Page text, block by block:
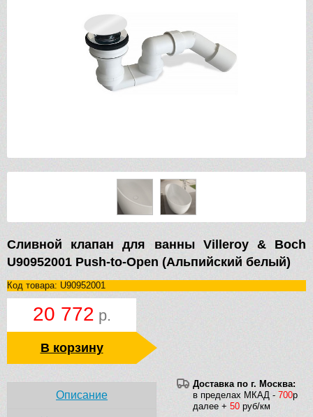
Сливной клапан для ванны Villeroy & Boch
U90952001 Push-to-Open (Альпийский белый)
Код товара: U90952001
20 772 р.
В корзину
Доставка по г. Москва:
в пределах МКАД - 700р
далее + 50 руб/км
Описание